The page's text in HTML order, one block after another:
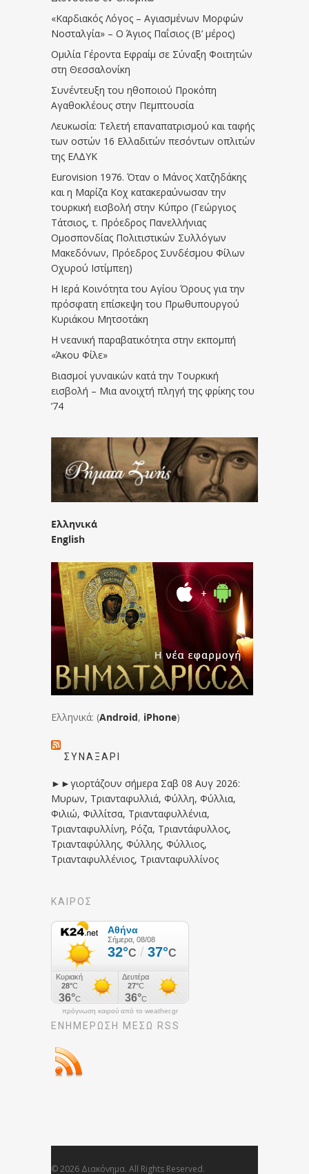
«Καρδιακός Λόγος – Αγιασμένων Μορφών
Νοσταλγία» – Ο Άγιος Παΐσιος (Β’ μέρος)
Ομιλία Γέροντα Εφραίμ σε Σύναξη Φοιτητών
στη Θεσσαλονίκη
Συνέντευξη του ηθοποιού Προκόπη
Αγαθοκλέους στην Πεμπτουσία
Λευκωσία: Τελετή επαναπατρισμού και ταφής
των οστών 16 Ελλαδιτών πεσόντων οπλιτών
της ΕΛΔΥΚ
Eurovision 1976. Όταν ο Μάνος Χατζηδάκης
και η Μαρίζα Κοχ κατακεραύνωσαν την
τουρκική εισβολή στην Κύπρο (Γεώργιος
Τάτσιος, τ. Πρόεδρος Πανελλήνιας
Ομοσπονδίας Πολιτιστικών Συλλόγων
Μακεδόνων, Πρόεδρος Συνδέσμου Φίλων
Οχυρού Ιστίμπεη)
Η Ιερά Κοινότητα του Αγίου Όρους για την
πρόσφατη επίσκεψη του Πρωθυπουργού
Κυριάκου Μητσοτάκη
Η νεανική παραβατικότητα στην εκπομπή
«Άκου Φίλε»
Βιασμοί γυναικών κατά την Τουρκική
εισβολή – Μια ανοιχτή πληγή της φρίκης του
’74
Ελληνικά
English
Ελληνικά: (Android, iPhone)
ΣΥΝΑΞΆΡΙ
►►γιορτάζουν σήμερα Σαβ 08 Αυγ 2026:
Μυρων, Τριανταφυλλιά, Φύλλη, Φύλλια,
Φιλιώ, Φιλλίτσα, Τριανταφυλλένια,
Τριανταφυλλίνη, Ρόζα, Τριαντάφυλλος,
Τριανταφύλλης, Φύλλης, Φύλλιος,
Τριανταφυλλένιος, Τριανταφυλλίνος
ΚΑΙΡΟΣ
πρόγνωση καιρού από το weather.gr
ΕΝΗΜΈΡΩΣΉ ΜΕΣΩ RSS
© 2026 Διακόνημα. All Rights Reserved.